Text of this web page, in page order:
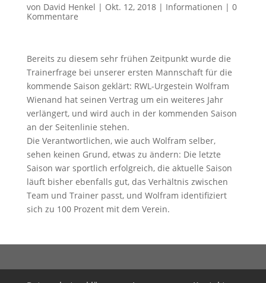
von David Henkel | Okt. 12, 2018| Informationen | 0
Kommentare
Bereits zu diesem sehr frühen Zeitpunkt wurde die
Trainerfrage bei unserer ersten Mannschaft für die
kommende Saison geklärt: RWL-Urgestein Wolfram
Wienand hat seinen Vertrag um ein weiteres Jahr
verlängert, und wird auch in der kommenden Saison
an der Seitenlinie stehen.
Die Verantwortlichen, wie auch Wolfram selber,
sehen keinen Grund, etwas zu ändern: Die letzte
Saison war sportlich erfolgreich, die aktuelle Saison
läuft bisher ebenfalls gut, das Verhältnis zwischen
Team und Trainer passt, und Wolfram identifiziert
sich zu 100 Prozent mit dem Verein.